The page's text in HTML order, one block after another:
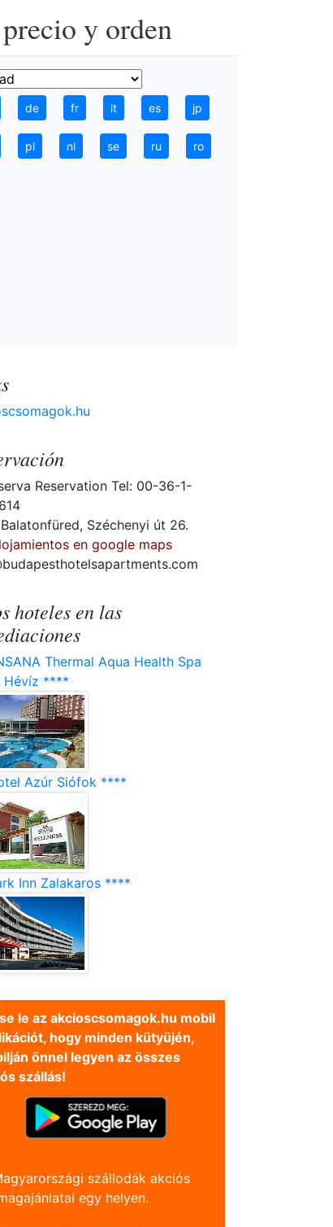
y orden
de fr it es jp
pl nl se ru ro
Reservation Tel: 00-36-1-
Széchenyi út 26.
en google maps
hoteles en las
Thermal Aqua Health Spa
Hévíz ****
Azúr Siófok ****
Inn Zalakaros ****
le az akcioscsomagok.hu mobil
hogy minden kütyüjén,
önnel legyen az összes
szállás!
szállodák akciós
egy helyen.